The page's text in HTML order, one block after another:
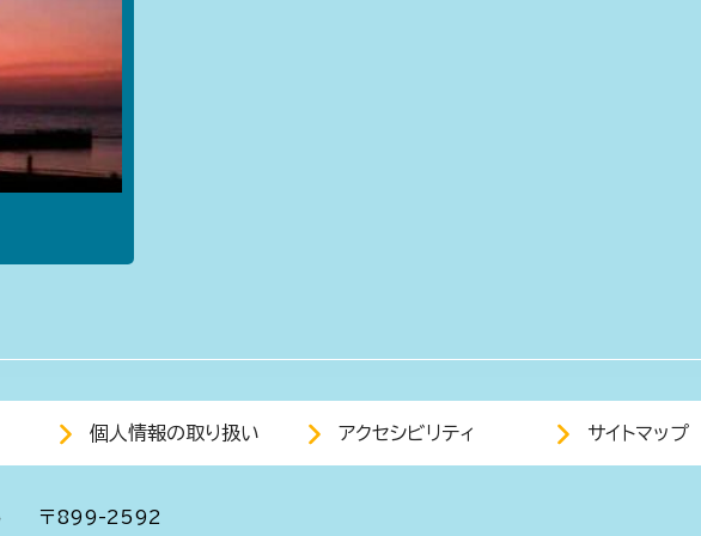
個人情報の取り扱い アクセシビリティ サイトマップ
〒899-2592